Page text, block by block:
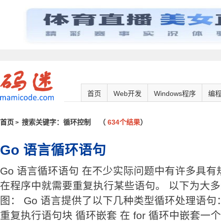
首页 Web开发 Windows程序 编
首页 > 搜索关键字：循环控制 （ 634个结果）
Go 语言循环语句
Go 语言循环语句 在不少实际问题中有许多具
在程序中就需要重复执行某些语句。 以下为大
图： Go 语言提供了以下几种类型循环处理语
重复执行语句块 循环嵌套 在 for 循环中嵌套一